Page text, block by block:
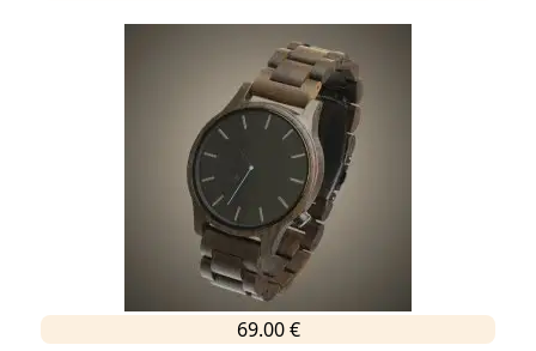
69.00 €